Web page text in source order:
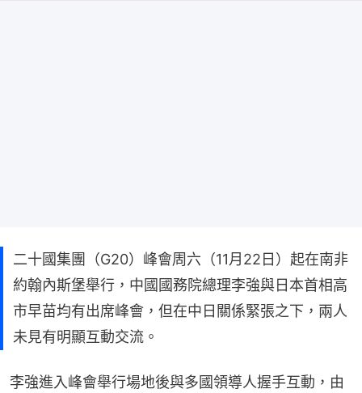
二十國集團（G20）峰會周六（11月22日）起在南非
約翰內斯堡舉行，中國國務院總理李強與日本首相高
市早苗均有出席峰會，但在中日關係緊張之下，兩人
未見有明顯互動交流。
李強進入峰會舉行場地後與多國領導人握手互動，由